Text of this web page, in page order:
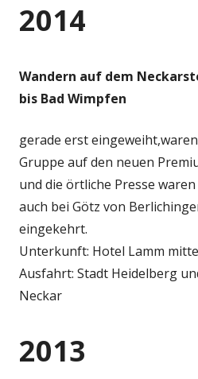
2014
Wandern auf dem
bis Bad Wimpfen
gerade erst
Gruppe auf den neuen
und die örtliche Presse
auch bei Götz von
eingekehrt.
Unterkunft: Hotel Lamm
Ausfahrt: Stadt Heidelberg
Neckar
2013